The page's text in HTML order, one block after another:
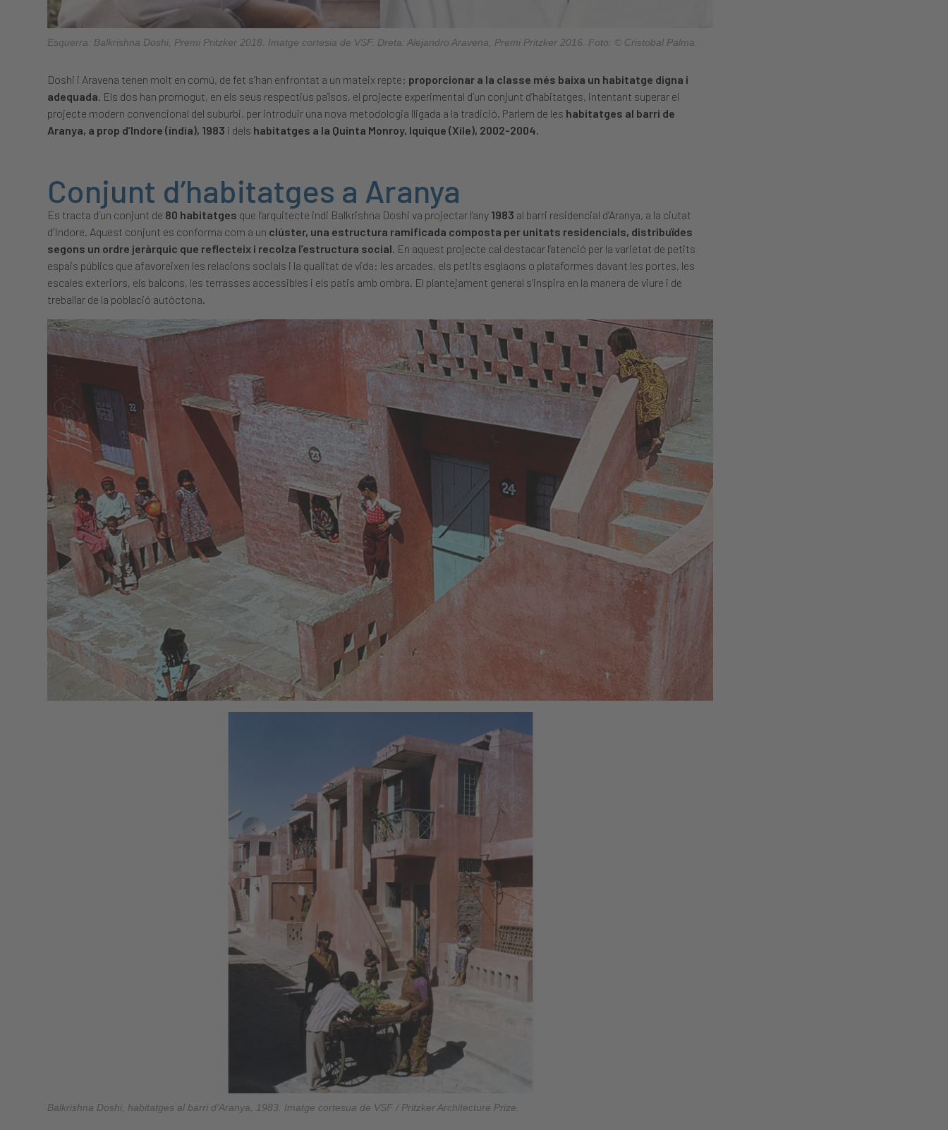
Esquerra: Balkrishna Doshi, Premi Pritzker 2018. Imatge cortesia de VSF. Dreta: Alejandro Aravena, Premi Pritzker 2016. Foto: © Cristobal Palma.
Doshi i Aravena tenen molt en comú, de fet s’han enfrontat a un mateix repte: proporcionar a la classe més baixa un habitatge digna i
adequada . Els dos han promogut, en els seus respectius països, el projecte experimental d’un conjunt d’habitatges, intentant superar el
projecte modern convencional del suburbi, per introduir una nova metodologia lligada a la tradició. Parlem de les habitatges al barri de
Aranya, a prop d’Indore (índia), 1983 i dels habitatges a la Quinta Monroy, Iquique (Xile), 2002-2004.
Conjunt d’habitatges a Aranya
Es tracta d’un conjunt de 80 habitatges que l’arquitecte indi Balkrishna Doshi va projectar l’any 1983 al barri residencial d’Aranya, a la ciutat
d’Indore. Aquest conjunt es conforma com a un clúster, una estructura ramificada composta per unitats residencials, distribuïdes
segons un ordre jeràrquic que reflecteix i recolza l’estructura social. En aquest projecte cal destacar l’atenció per la varietat de petits
espais públics que afavoreixen les relacions socials i la qualitat de vida: les arcades, els petits esglaons o plataformes davant les portes, les
escales exteriors, els balcons, les terrasses accessibles i els patis amb ombra. El plantejament general s’inspira en la manera de viure i de
treballar de la població autòctona.
Balkrishna Doshi, habitatges al barri d’Aranya, 1983. Imatge cortesua de VSF / Pritzker Architecture Prize.